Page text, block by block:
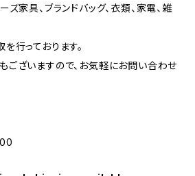
ズ家具、ブランドバッグ、衣類、家電、雑
行っております。
ございますので、お気軽にお問い合わせ